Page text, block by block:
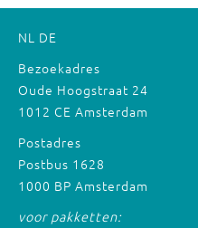
NL DE
Bezoekadres
Oude Hoogstraat 24
1012 CE Amsterdam
Postadres
Postbus 1628
1000 BP Amsterdam
voor pakketten: